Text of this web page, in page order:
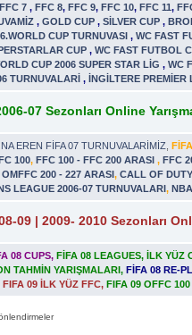
FFC 7,FFC 8,FFC 9,FFC 10,FFC 11,
,GOLD CUP,SİLVER CUP,
6.WORLD CUP TURNUVASI,WC FAST
CUP,WC FAST FUTBOL
CUP 2006 SUPER STAR LİG,WC
TURNUVALARİ,İNGİLTERE PREMİER
07 Sezonları Online
EREN FİFA 07 TURNUVALARİMİZ ,
100,FFC 100 - FFC 200 ARASI,FFC
OMFFC 200 - 227 ARASI,CALL OF
LEAGUE 2006-07 TURNUVALARI,
09 | 2009- 2010 Sezonları
08 CUPS,FİFA 08 LEAGUES,İLK YÜZ
TAHMİN YARIŞMALARI,FİFA 08 RE-
FIFA 09 İLK YÜZ FFC,FIFA 09 OFFC